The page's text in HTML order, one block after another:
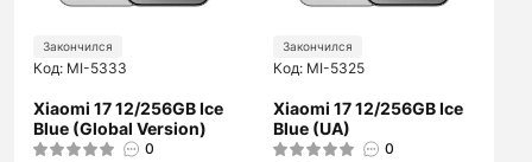
Закончился
Код: MI-5333
Xiaomi 17 12/256GB Ice
Blue (Global Version)
0
Закончился
Код: MI-5325
Xiaomi 17 12/256GB Ice
Blue (UA)
0